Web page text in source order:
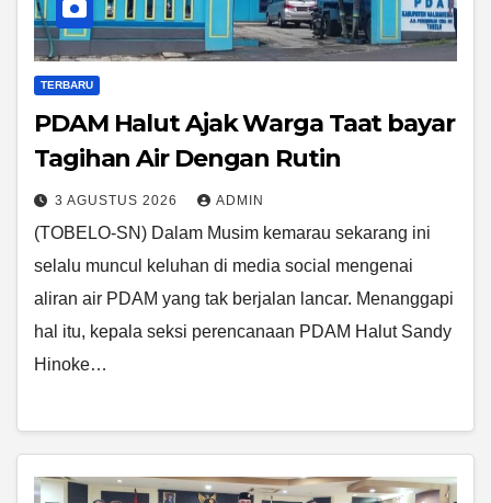
TERBARU
PDAM Halut Ajak Warga Taat bayar
Tagihan Air Dengan Rutin
3 AGUSTUS 2026 ADMIN
(TOBELO-SN) Dalam Musim kemarau sekarang ini
selalu muncul keluhan di media social mengenai
aliran air PDAM yang tak berjalan lancar. Menanggapi
hal itu, kepala seksi perencanaan PDAM Halut Sandy
Hinoke…